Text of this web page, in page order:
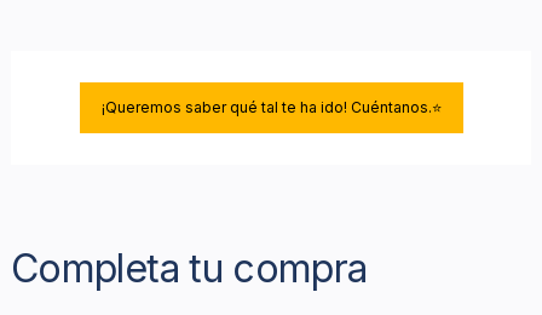
¡Queremos saber qué tal te ha ido! Cuéntanos.⭐
Completa tu compra